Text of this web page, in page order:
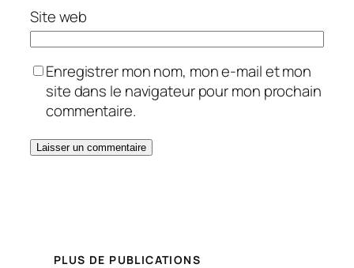
Site web
Enregistrer mon nom, mon e-mail et mon
site dans le navigateur pour mon prochain
commentaire.
PLUS DE PUBLICATIONS